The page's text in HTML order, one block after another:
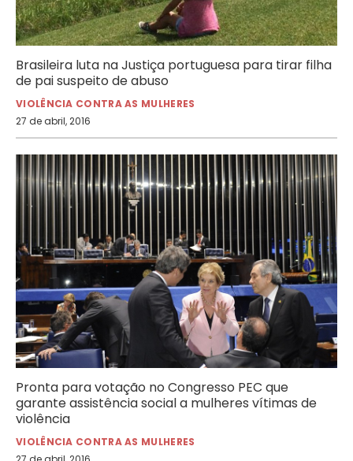
Brasileira luta na Justiça portuguesa para tirar filha
de pai suspeito de abuso
VIOLÊNCIA CONTRA AS MULHERES
27 de abril, 2016
Pronta para votação no Congresso PEC que
garante assistência social a mulheres vítimas de
violência
VIOLÊNCIA CONTRA AS MULHERES